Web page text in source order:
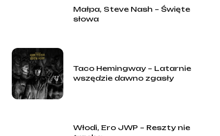
Małpa, Steve Nash – Święte
słowa
Taco Hemingway – Latarnie
wszędzie dawno zgasły
Włodi, Ero JWP – Reszty nie